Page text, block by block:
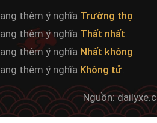
thêm ý nghĩa Trường thọ.
thêm ý nghĩa Thất nhất.
thêm ý nghĩa Nhất không.
thêm ý nghĩa Không tử.
Nguồn: